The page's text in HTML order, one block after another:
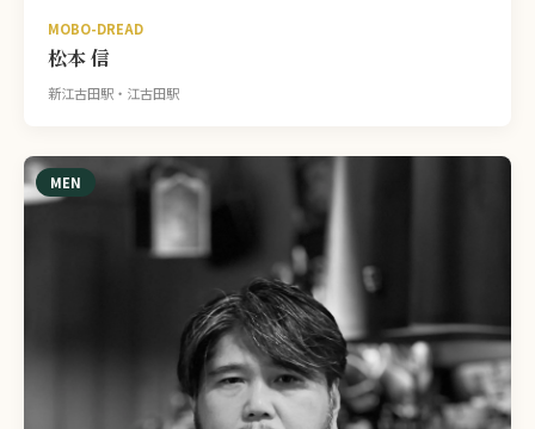
MOBO-DREAD
松本 信
新江古田駅・江古田駅
MEN